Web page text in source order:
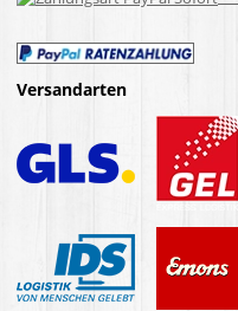
Versandarten